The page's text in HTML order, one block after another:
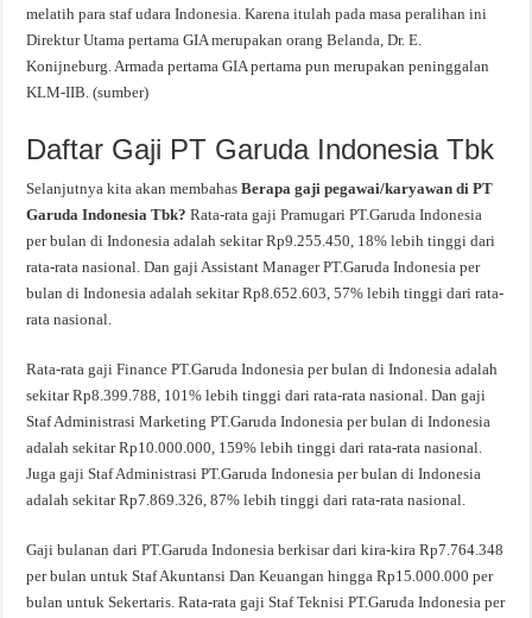
melatih para staf udara Indonesia. Karena itulah pada masa peralihan ini
Direktur Utama pertama GIA merupakan orang Belanda, Dr. E.
Konijneburg. Armada pertama GIA pertama pun merupakan peninggalan
KLM-IIB. (sumber)
Daftar Gaji PT Garuda Indonesia Tbk
Selanjutnya kita akan membahasBerapa gaji pegawai/karyawan di PT
Garuda Indonesia Tbk?Rata-rata gaji Pramugari PT.Garuda Indonesia
per bulan di Indonesia adalah sekitar Rp9.255.450, 18% lebih tinggi dari
rata-rata nasional. Dan gaji Assistant Manager PT.Garuda Indonesia per
bulan di Indonesia adalah sekitar Rp8.652.603, 57% lebih tinggi dari rata-
rata nasional.
Rata-rata gaji Finance PT.Garuda Indonesia per bulan di Indonesia adalah
sekitar Rp8.399.788, 101% lebih tinggi dari rata-rata nasional. Dan gaji
Staf Administrasi Marketing PT.Garuda Indonesia per bulan di Indonesia
adalah sekitar Rp10.000.000, 159% lebih tinggi dari rata-rata nasional.
Juga gaji Staf Administrasi PT.Garuda Indonesia per bulan di Indonesia
adalah sekitar Rp7.869.326, 87% lebih tinggi dari rata-rata nasional.
Gaji bulanan dari PT.Garuda Indonesia berkisar dari kira-kira Rp7.764.348
per bulan untuk Staf Akuntansi Dan Keuangan hingga Rp15.000.000 per
bulan untuk Sekertaris. Rata-rata gaji Staf Teknisi PT.Garuda Indonesia per